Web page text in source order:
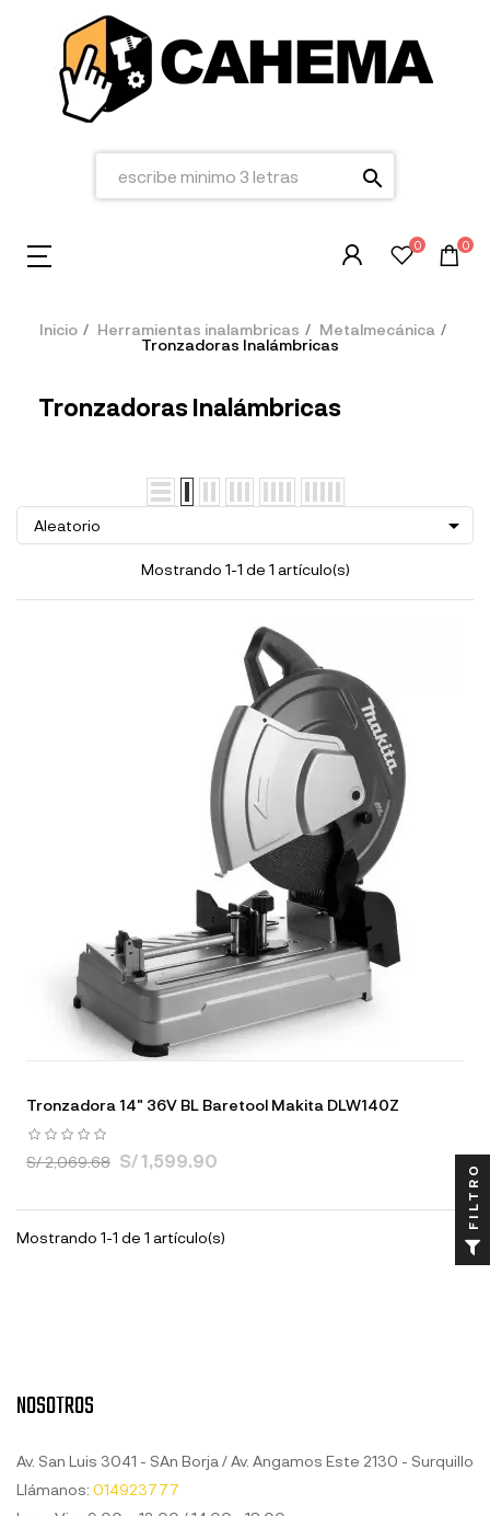
search
0 0
Inicio Herramientas inalambricas
Metalmecánica
Tronzadoras Inalámbricas
Tronzadoras Inalámbricas
Aleatorio 
Mostrando 1-1 de 1 artículo(s)
Tronzadora 14" 36V BL Baretool Makita DLW140Z
S/ 2,069.68 S/ 1,599.90
Mostrando 1-1 de 1 artículo(s)
NOSOTROS
Av. San Luis 3041 - SAn Borja / Av. Angamos Este 2130 - Surquillo
Llámanos: 014923777
FILTRO